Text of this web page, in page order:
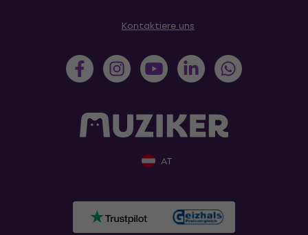
Kontaktiere uns
AT